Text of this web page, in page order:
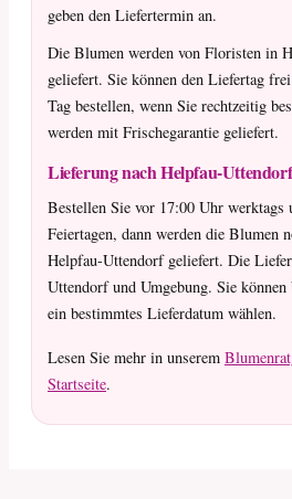
geben den Liefertermin an.
Die Blumen werden von Floristen in
geliefert. Sie können den Liefertag
Tag bestellen, wenn Sie rechtzeitig
werden mit Frischegarantie geliefert.
Lieferung nach Helpfau-Uttendorf
Bestellen Sie vor 17:00 Uhr werktags
Feiertagen, dann werden die Blumen
Helpfau-Uttendorf geliefert. Die
Uttendorf und Umgebung. Sie
ein bestimmtes Lieferdatum wählen.
Lesen Sie mehr in unserem
Startseite.